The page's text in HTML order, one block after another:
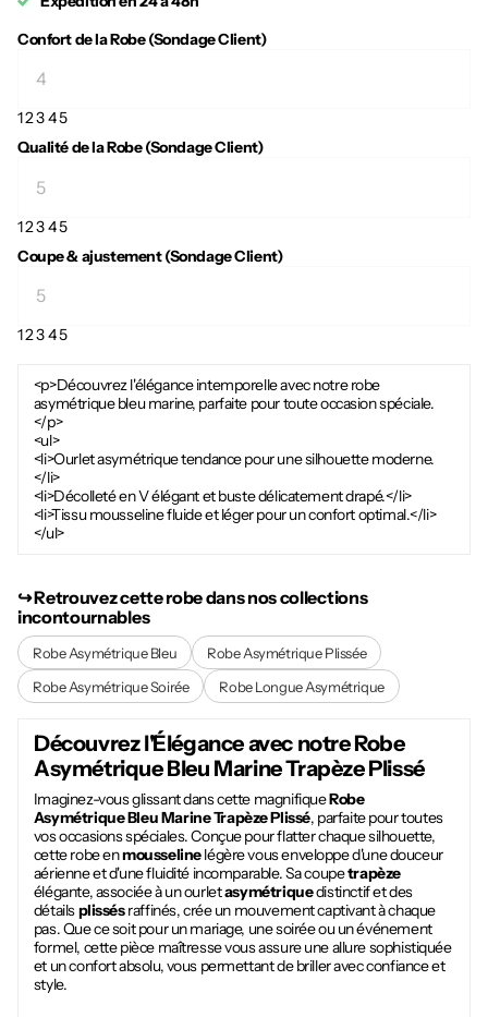
Confort de la Robe (Sondage Client)
12345
Qualité de la Robe (Sondage Client)
12345
Coupe & ajustement (Sondage Client)
12345
<p>Découvrez l'élégance intemporelle avec notre robe
asymétrique bleu marine, parfaite pour toute occasion spéciale.
</p>
<ul>
<li>Ourlet asymétrique tendance pour une silhouette moderne.
</li>
<li>Décolleté en V élégant et buste délicatement drapé.</li>
<li>Tissu mousseline fluide et léger pour un confort optimal.</li>
</ul>
↪︎ Retrouvez cette robe dans nos collections
incontournables
Robe Asymétrique Bleu
Robe Asymétrique Plissée
Robe Asymétrique Soirée
Robe Longue Asymétrique
Découvrez l'Élégance avec notreRobe
Asymétrique Bleu Marine Trapèze Plissé
Imaginez-vous glissant dans cette magnifiqueRobe
Asymétrique Bleu Marine Trapèze Plissé, parfaite pour toutes
vos occasions spéciales. Conçue pour flatter chaque silhouette,
cette robe enmousselinelégère vous enveloppe d'une douceur
aérienne et d'une fluidité incomparable. Sa coupetrapèze
élégante, associée à un ourletasymétriquedistinctif et des
détailsplissésraffinés, crée un mouvement captivant à chaque
pas. Que ce soit pour un mariage, une soirée ou un événement
formel, cette pièce maîtresse vous assure une allure sophistiquée
et un confort absolu, vous permettant de briller avec confiance et
style.